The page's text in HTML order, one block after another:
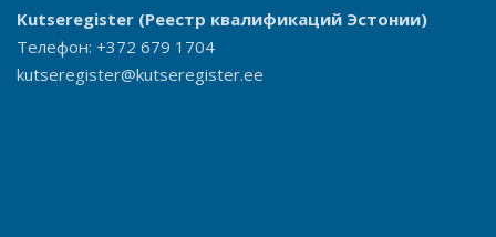
Kutseregister (Реестр квалификаций Эстонии)
Телефон: +372 679 1704
kutseregister@kutseregister.ee